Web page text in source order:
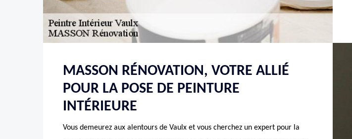
MASSON RÉNOVATION, VOTRE ALLIÉ
POUR LA POSE DE PEINTURE
INTÉRIEURE
Vous demeurez aux alentours de Vaulx et vous cherchez un expert pour la